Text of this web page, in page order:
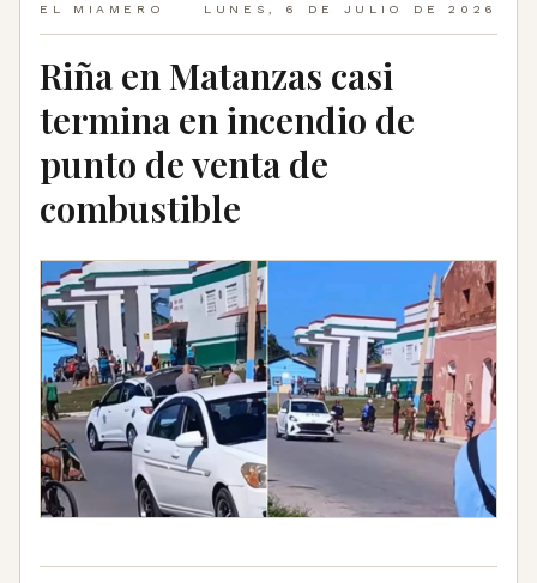
EL MIAMERO LUNES, 6 DE JULIO DE 2026
Riña en Matanzas casi
termina en incendio de
punto de venta de
combustible